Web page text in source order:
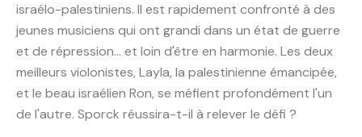
israélo-palestiniens. Il est rapidement confronté à des
jeunes musiciens qui ont grandi dans un état de guerre
et de répression... et loin d'être en harmonie. Les deux
meilleurs violonistes, Layla, la palestinienne émancipée,
et le beau israélien Ron, se méfient profondément l'un
de l'autre. Sporck réussira-t-il à relever le défi ?